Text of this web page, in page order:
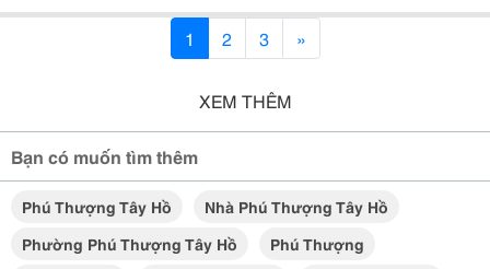
1 2 3 »
XEM THÊM
Bạn có muốn tìm thêm
Phú Thượng Tây Hồ
Nhà Phú Thượng Tây Hồ
Phường Phú Thượng Tây Hồ
Phú Thượng